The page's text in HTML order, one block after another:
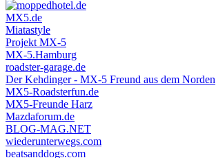
MX5.de
Miatastyle
Projekt MX-5
MX-5.Hamburg
roadster-garage.de
Der Kehdinger - MX-5 Freund aus dem Norden
MX5-Roadsterfun.de
MX5-Freunde Harz
Mazdaforum.de
BLOG-MAG.NET
wiederunterwegs.com
beatsanddogs.com